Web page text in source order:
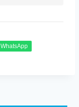
WhatsApp